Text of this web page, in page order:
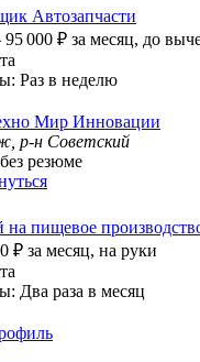
Автозапчасти
95 000 ₽ за месяц, до
Раз в неделю
Мир Инновации
р-н Советский
резюме
на пищевое
₽ за месяц, на руки
Два раза в месяц